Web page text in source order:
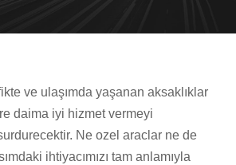
ve ulaşımda yaşanan aksaklıklar
daima iyi hizmet vermeyi
Ne ozel araclar ne de
ihtiyacımızı tam anlamıyla